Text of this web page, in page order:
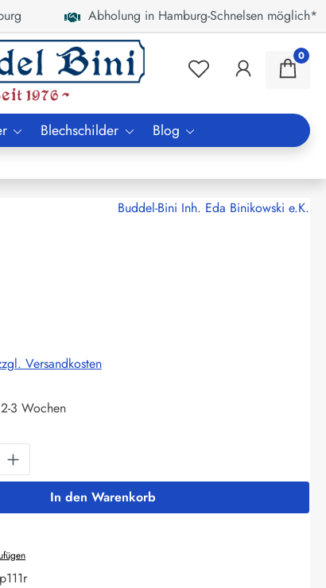
Abholung in Hamburg-Schnelsen möglich*
0
Blechschilder Blog
Buddel-Bini Inh. Eda Binikowski e.K.
Versandkosten
3 Wochen
Gib den gewünschten Wert ein
In den Warenkorb
p111r